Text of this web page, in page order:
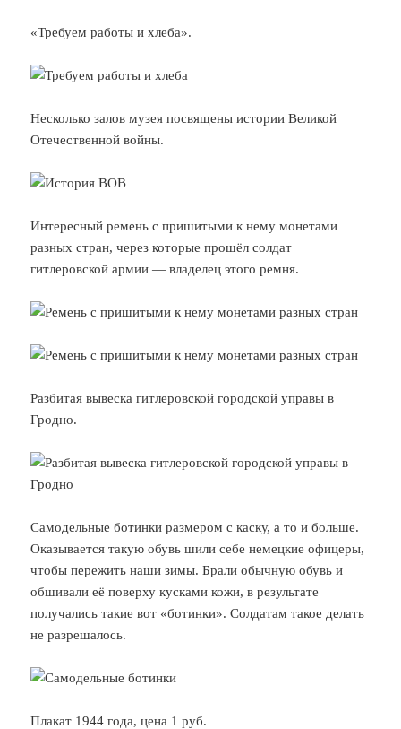
«Требуем работы и хлеба».
Несколько залов музея посвящены истории Великой
Отечественной войны.
Интересный ремень с пришитыми к нему монетами
разных стран, через которые прошёл солдат
гитлеровской армии — владелец этого ремня.
Разбитая вывеска гитлеровской городской управы в
Гродно.
Самодельные ботинки размером с каску, а то и больше.
Оказывается такую обувь шили себе немецкие офицеры,
чтобы пережить наши зимы. Брали обычную обувь и
обшивали её поверху кусками кожи, в результате
получались такие вот «ботинки». Солдатам такое делать
не разрешалось.
Плакат 1944 года, цена 1 руб.